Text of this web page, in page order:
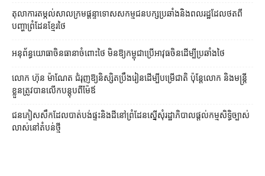
តុលាការ​តម្កល់​សាលក្រម​ផ្ដន្ទាទោស​សកម្មជន​បក្ស​ប្រឆាំង​និង​ពលរដ្ឋ​ដែល​ថត​ពី​
បញ្ហា​ព្រំដែន​ខ្មែរ​ថៃ
អនុព័ន្ធយោធា​ចិន​ធានា​ចំពោះ​ថៃ មិន​ឱ្យ​កម្ពុជា​ប្រើ​អាវុធ​ចិន​ដើម្បី​ប្រឆាំង​ថៃ ​
លោក ហ៊ុន ម៉ាណែត ជំរុញ​ឱ្យ​និស្សិត​ប្រឹងរៀន​ដើម្បី​បម្រើ​ជាតិ ប៉ុន្តែ​លោក និង​មន្ត្រី​​
ខ្លួន​ត្រូវ​បាន​លើក​បន្តុប​ពី​ម៉ែឪ
ជនភៀសសឹក​ដែល​បាត់បង់​ផ្ទះ​និង​ដី​នៅ​ព្រំដែន​ស្នើសុំ​រដ្ឋាភិបាល​ផ្តល់​កម្មសិទ្ធិ​ច្បាស់
លាស់​នៅ​តំបន់​ថ្មី